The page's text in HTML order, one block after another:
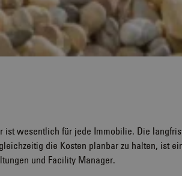
ist wesentlich für jede Immobilie. Die
die Kosten planbar zu halten, ist
und Facility Manager.